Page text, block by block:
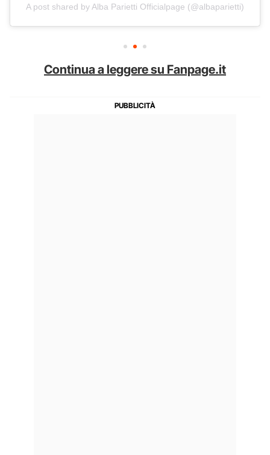
A post shared by Alba Parietti Officialpage (@albaparietti)
Continua a leggere su Fanpage.it